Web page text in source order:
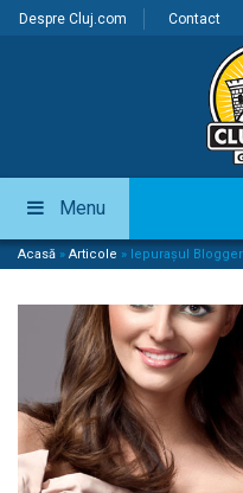
Despre Cluj.com Contact
Menu
Acasă » Articole » Iepurașul